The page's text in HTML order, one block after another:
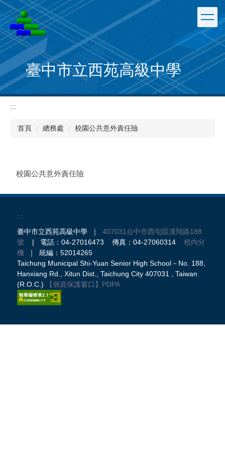
跳
到
主
要
內
容
區
臺中市立西苑高級中學
:::
首頁 總務處 校園公共意外責任險
校園公共意外責任險
:::
臺中市立西苑高級中學 ｜ 407031台中市西屯區漢翔路188
號 | 電話：04-27016473 傳真：04-27060314 校內分
機 ｜ 統編：52014265
Taichung Municipal Shi-Yuan Senior High School－No. 188,
Hanxiang Rd., Xitun Dist., Taichung City 407031 , Taiwan
(R.O.C.)
【個資保護窗口】 PDPA